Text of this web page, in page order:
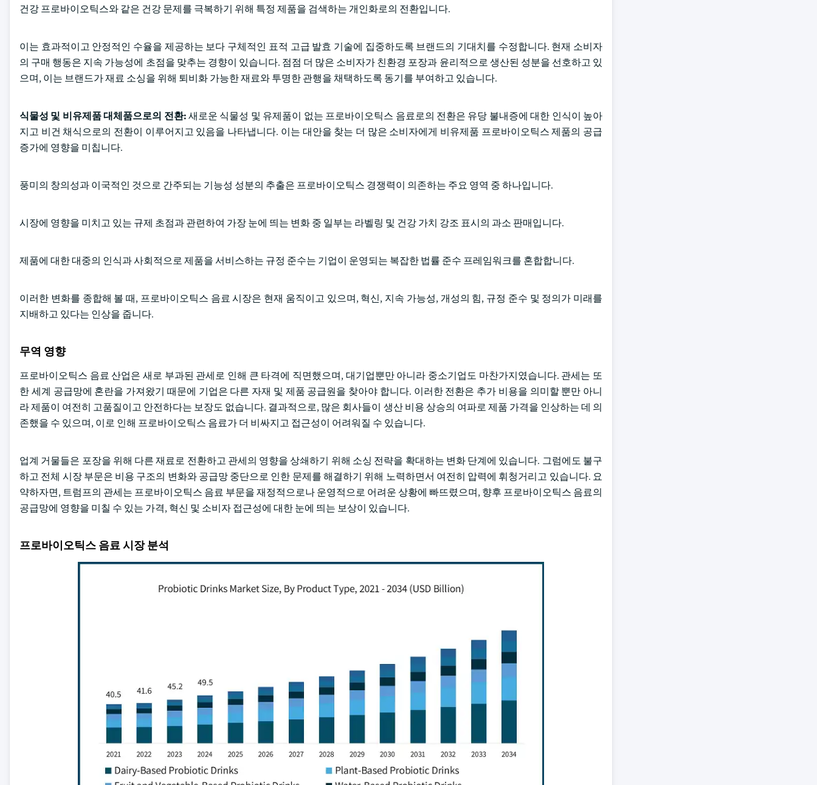
건강 프로바이오틱스와 같은 건강 문제를 극복하기 위해 특정 제품을 검색하는 개인화로의 전환입니다.
이는 효과적이고 안정적인 수율을 제공하는 보다 구체적인 표적 고급 발효 기술에 집중하도록 브랜드의 기대치를 수정합니다. 현재 소비자
의 구매 행동은 지속 가능성에 초점을 맞추는 경향이 있습니다. 점점 더 많은 소비자가 친환경 포장과 윤리적으로 생산된 성분을 선호하고 있
으며, 이는 브랜드가 재료 소싱을 위해 퇴비화 가능한 재료와 투명한 관행을 채택하도록 동기를 부여하고 있습니다.
식물성 및 비유제품 대체품으로의 전환:새로운 식물성 및 유제품이 없는 프로바이오틱스 음료로의 전환은 유당 불내증에 대한 인식이 높아
지고 비건 채식으로의 전환이 이루어지고 있음을 나타냅니다. 이는 대안을 찾는 더 많은 소비자에게 비유제품 프로바이오틱스 제품의 공급
증가에 영향을 미칩니다.
풍미의 창의성과 이국적인 것으로 간주되는 기능성 성분의 추출은 프로바이오틱스 경쟁력이 의존하는 주요 영역 중 하나입니다.
시장에 영향을 미치고 있는 규제 초점과 관련하여 가장 눈에 띄는 변화 중 일부는 라벨링 및 건강 가치 강조 표시의 과소 판매입니다.
제품에 대한 대중의 인식과 사회적으로 제품을 서비스하는 규정 준수는 기업이 운영되는 복잡한 법률 준수 프레임워크를 혼합합니다.
이러한 변화를 종합해 볼 때, 프로바이오틱스 음료 시장은 현재 움직이고 있으며, 혁신, 지속 가능성, 개성의 힘, 규정 준수 및 정의가 미래를
지배하고 있다는 인상을 줍니다.
무역 영향
프로바이오틱스 음료 산업은 새로 부과된 관세로 인해 큰 타격에 직면했으며, 대기업뿐만 아니라 중소기업도 마찬가지였습니다. 관세는 또
한 세계 공급망에 혼란을 가져왔기 때문에 기업은 다른 자재 및 제품 공급원을 찾아야 합니다. 이러한 전환은 추가 비용을 의미할 뿐만 아니
라 제품이 여전히 고품질이고 안전하다는 보장도 없습니다. 결과적으로, 많은 회사들이 생산 비용 상승의 여파로 제품 가격을 인상하는 데 의
존했을 수 있으며, 이로 인해 프로바이오틱스 음료가 더 비싸지고 접근성이 어려워질 수 있습니다.
업계 거물들은 포장을 위해 다른 재료로 전환하고 관세의 영향을 상쇄하기 위해 소싱 전략을 확대하는 변화 단계에 있습니다. 그럼에도 불구
하고 전체 시장 부문은 비용 구조의 변화와 공급망 중단으로 인한 문제를 해결하기 위해 노력하면서 여전히 압력에 휘청거리고 있습니다. 요
약하자면, 트럼프의 관세는 프로바이오틱스 음료 부문을 재정적으로나 운영적으로 어려운 상황에 빠뜨렸으며, 향후 프로바이오틱스 음료의
공급망에 영향을 미칠 수 있는 가격, 혁신 및 소비자 접근성에 대한 눈에 띄는 보상이 있습니다.
프로바이오틱스 음료 시장 분석